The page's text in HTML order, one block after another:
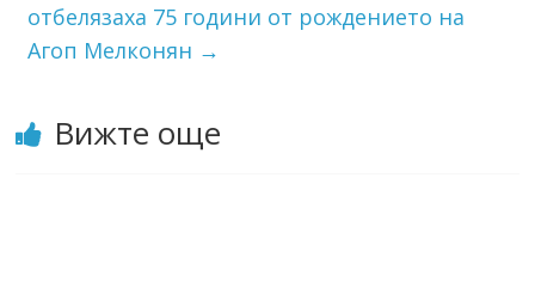
отбелязаха 75 години от рождението на
Агоп Мелконян →
Вижте още